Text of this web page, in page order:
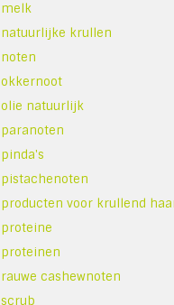
melk
natuurlijke krullen
noten
okkernoot
olie natuurlijk
paranoten
pinda's
pistachenoten
producten voor krullend
proteine
proteinen
rauwe cashewnoten
scrub